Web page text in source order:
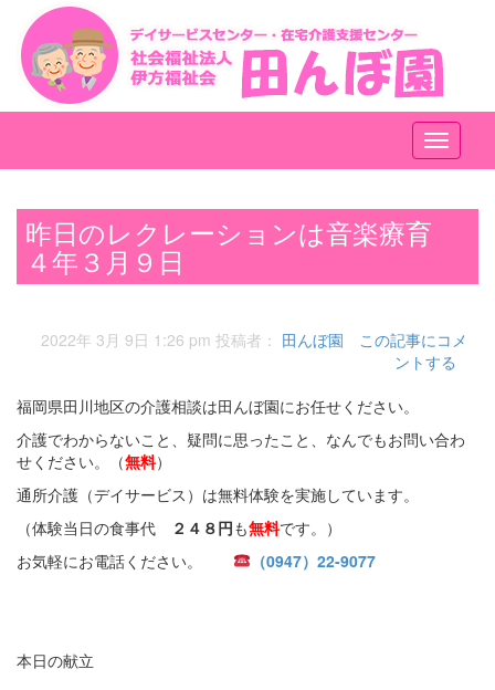
メ
ニ
ー
昨日のレクレーションは音楽療育
４年３月９日
2022年 3月 9日 1:26 pm 投稿者： 田んぼ園
この記事にコメ
ントする
福岡県田川地区の介護相談は田んぼ園にお任せください。
介護でわからないこと、疑問に思ったこと、なんでもお問い合わ
せください。（無料）
通所介護（デイサービス）は無料体験を実施しています。
（体験当日の食事代
２４８円も無料です。）
お気軽にお電話ください。
（0947）22-9077
本日の献立